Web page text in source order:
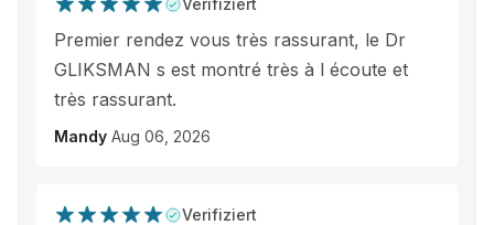
Verifiziert
Premier rendez vous très rassurant, le Dr
GLIKSMAN s est montré très à l écoute et
très rassurant.
Mandy Aug 06, 2026
Verifiziert